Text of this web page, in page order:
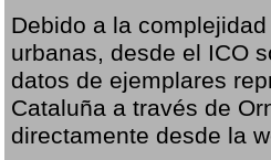
Debido a la
urbanas, desde el ICO
datos de ejemplares
Cataluña a través de
directamente desde la